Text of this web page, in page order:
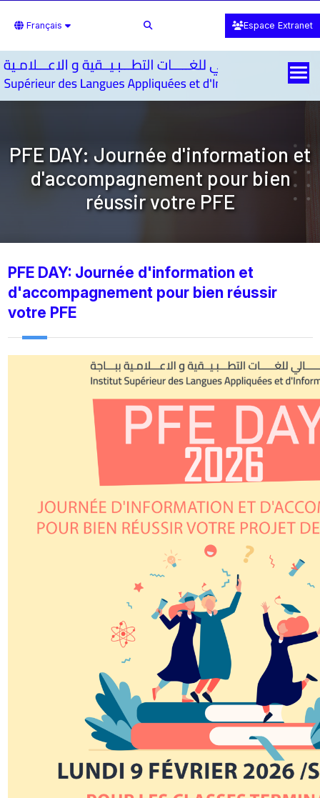
Français Espace Extranet
PFE DAY: Journée d'information et
d'accompagnement pour bien
réussir votre PFE
PFE DAY: Journée d'information et
d'accompagnement pour bien réussir
votre PFE